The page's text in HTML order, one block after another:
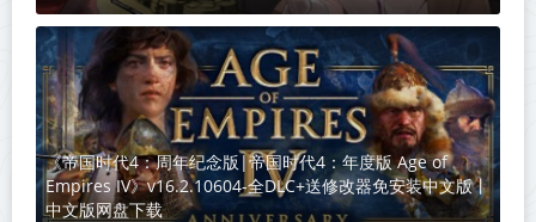
《帝国时代4：周年纪念版|帝国时代4：年度版 Age of
Empires IV》v16.2.10604-全DLC+送修改器免安装中文版丨
中文版网盘下载